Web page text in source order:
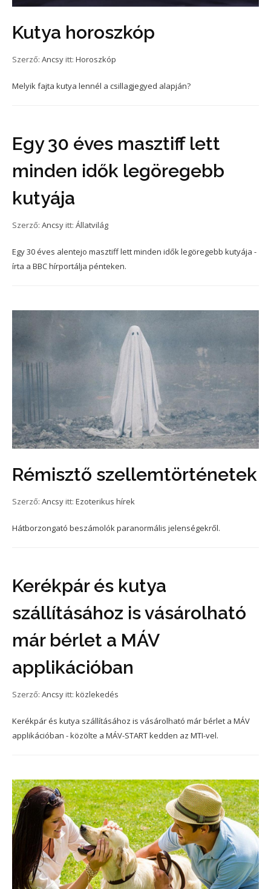
Kutya horoszkóp
Szerző: Ancsy itt: Horoszkóp
Melyik fajta kutya lennél a csillagjegyed alapján?
Egy 30 éves masztiff lett
minden idők legöregebb
kutyája
Szerző: Ancsy itt: Állatvilág
Egy 30 éves alentejo masztiff lett minden idők legöregebb kutyája -
írta a BBC hírportálja pénteken.
Rémisztő szellemtörténetek
Szerző: Ancsy itt: Ezoterikus hírek
Hátborzongató beszámolók paranormális jelenségekről.
Kerékpár és kutya
szállításához is vásárolható
már bérlet a MÁV
applikációban
Szerző: Ancsy itt: közlekedés
Kerékpár és kutya szállításához is vásárolható már bérlet a MÁV
applikációban - közölte a MÁV-START kedden az MTI-vel.